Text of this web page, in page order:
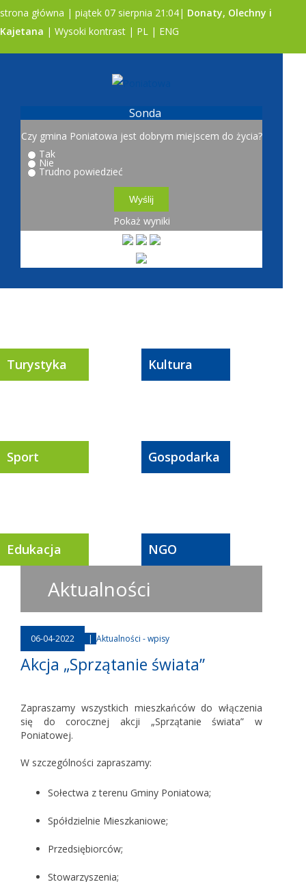
strona główna | piątek 07 sierpnia 21:04| Donaty, Olechny i
Kajetana | Wysoki kontrast | PL | ENG
Sonda
Czy gmina Poniatowa jest dobrym miejscem do życia?
Tak
Nie
Trudno powiedzieć
Pokaż wyniki
Turystyka Kultura
Sport Gospodarka
Edukacja NGO
Aktualności
06-04-2022 | Aktualności - wpisy
Akcja „Sprzątanie świata”
Zapraszamy wszystkich mieszkańców do włączenia
się do corocznej akcji „Sprzątanie świata” w
Poniatowej.
W szczególności zapraszamy:
Sołectwa z terenu Gminy Poniatowa;
Spółdzielnie Mieszkaniowe;
Przedsiębiorców;
Stowarzyszenia;